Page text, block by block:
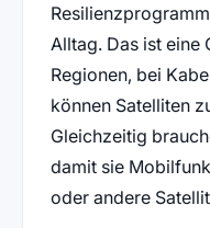
Alltag. Das ist eine
Regionen, bei
können Satelliten
Gleichzeitig
damit sie
oder andere